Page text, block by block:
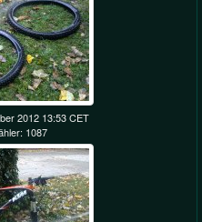
2012 13:53 CET
1087